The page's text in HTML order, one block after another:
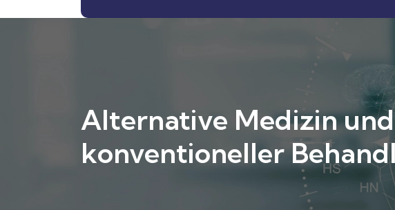
Alternative Medizin
konventioneller